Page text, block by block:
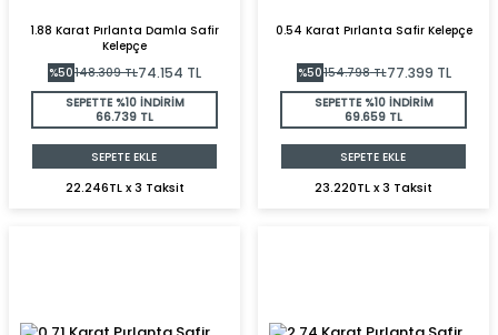
1.88 Karat Pırlanta Damla Safir
Kelepçe
%50148.309TL74.154 TL
SEPETTE %10 İNDİRİM
66.739 TL
SEPETE EKLE
22.246TL x 3 Taksit
0.54 Karat Pırlanta Safir Kelepçe
%50154.798TL77.399 TL
SEPETTE %10 İNDİRİM
69.659 TL
SEPETE EKLE
23.220TL x 3 Taksit